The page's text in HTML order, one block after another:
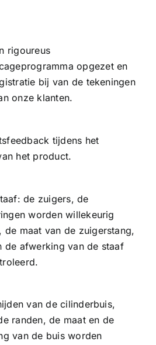
rigoureus
opgezet en
bij van de tekeningen
onze klanten.
tijdens het
het product.
de zuigers, de
worden willekeurig
de maat van de zuigerstang,
de afwerking van de staaf
van de cilinderbuis,
randen, de maat en de
van de buis worden